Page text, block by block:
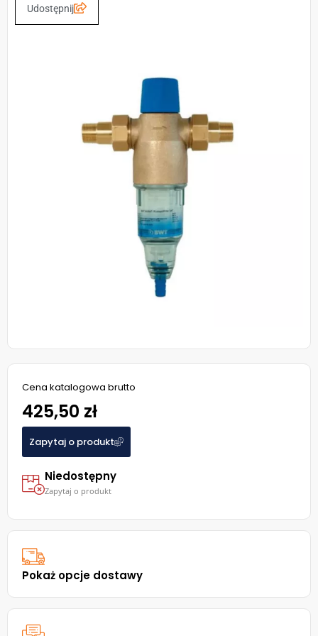
Udostępnij
Cena katalogowa brutto
425,50 zł
Zapytaj o produkt
Niedostępny
Zapytaj o produkt
Pokaż opcje dostawy